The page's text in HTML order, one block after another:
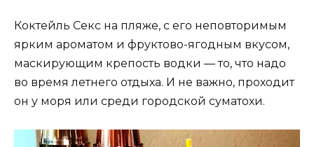
Коктейль Секс на пляже, с его неповторимым
ярким ароматом и фруктово-ягодным вкусом,
маскирующим крепость водки — то, что надо
во время летнего отдыха. И не важно, проходит
он у моря или среди городской суматохи.